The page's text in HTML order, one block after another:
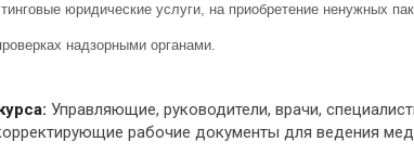
юридические услуги, на приобретение ненужных
надзорными органами.
Управляющие, руководители, врачи,
рабочие документы для ведения